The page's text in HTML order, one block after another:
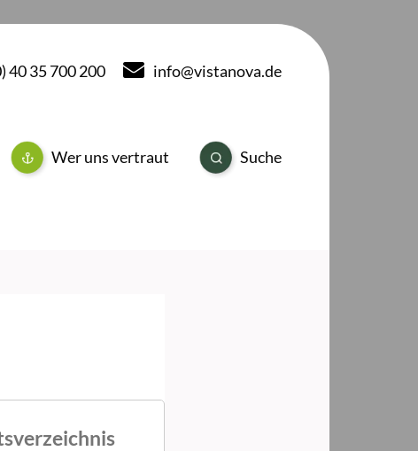
40 35 700 200 info@vistanova.de
Wer uns vertraut Suche